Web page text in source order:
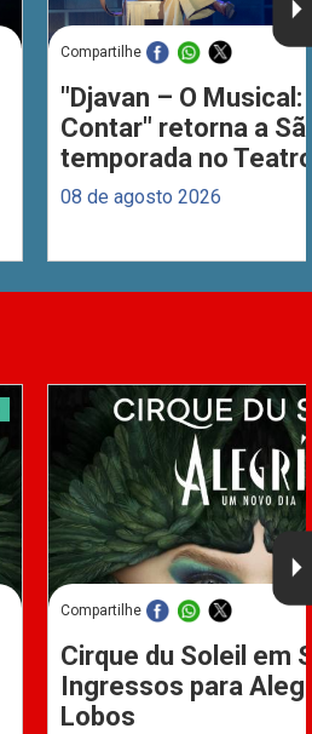
Compartilhe
"Djavan – O Musical:
Contar" retorna a
temporada no
08 de agosto 2026
Compartilhe
Cirque du Soleil em
Ingressos para
Lobos